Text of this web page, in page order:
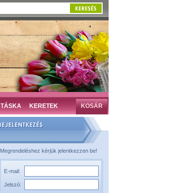
TÁSKA KERETEK KOSÁR
Megrendeléshez kérjük jelentkezzen be!
E-mail:
Jelszó: